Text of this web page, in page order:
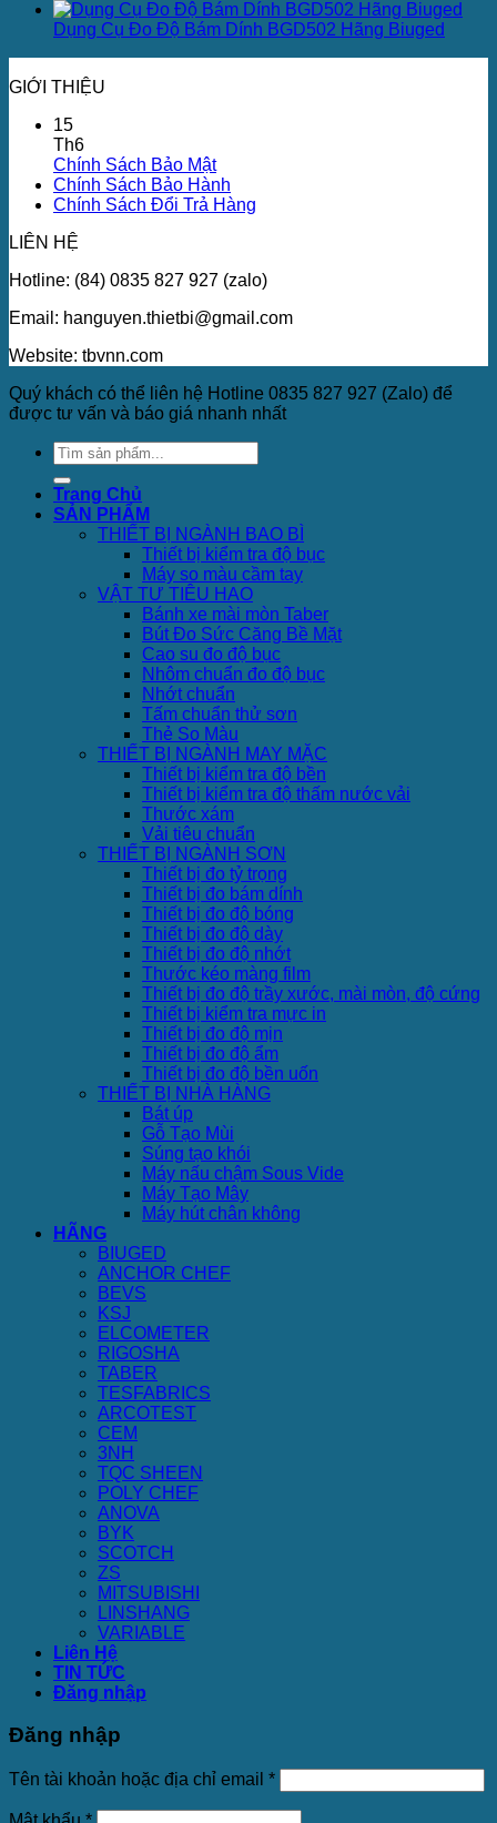
Dụng Cụ Đo Độ Bám Dính BGD502 Hãng Biuged
GIỚI THIỆU
15
Th6
Chính Sách Bảo Mật
Chính Sách Bảo Hành
Chính Sách Đổi Trả Hàng
LIÊN HỆ
Hotline: (84) 0835 827 927 (zalo)
Email: hanguyen.thietbi@gmail.com
Website: tbvnn.com
Quý khách có thể liên hệ Hotline 0835 827 927 (Zalo) để
được tư vấn và báo giá nhanh nhất
Trang Chủ
SẢN PHẨM
THIẾT BỊ NGÀNH BAO BÌ
Thiết bị kiểm tra độ bục
Máy so màu cầm tay
VẬT TƯ TIÊU HAO
Bánh xe mài mòn Taber
Bút Đo Sức Căng Bề Mặt
Cao su đo độ bục
Nhôm chuẩn đo độ bục
Nhớt chuẩn
Tấm chuẩn thử sơn
Thẻ So Màu
THIẾT BỊ NGÀNH MAY MẶC
Thiết bị kiểm tra độ bền
Thiết bị kiểm tra độ thấm nước vải
Thước xám
Vải tiêu chuẩn
THIẾT BỊ NGÀNH SƠN
Thiết bị đo tỷ trọng
Thiết bị đo bám dính
Thiết bị đo độ bóng
Thiết bị đo độ dày
Thiết bị đo độ nhớt
Thước kéo màng film
Thiết bị đo độ trầy xước, mài mòn, độ cứng
Thiết bị kiểm tra mực in
Thiết bị đo độ mịn
Thiết bị đo độ ẩm
Thiết bị đo độ bền uốn
THIẾT BỊ NHÀ HÀNG
Bát úp
Gỗ Tạo Mùi
Súng tạo khói
Máy nấu chậm Sous Vide
Máy Tạo Mây
Máy hút chân không
HÃNG
BIUGED
ANCHOR CHEF
BEVS
KSJ
ELCOMETER
RIGOSHA
TABER
TESFABRICS
ARCOTEST
CEM
3NH
TQC SHEEN
POLY CHEF
ANOVA
BYK
SCOTCH
ZS
MITSUBISHI
LINSHANG
VARIABLE
Liên Hệ
TIN TỨC
Đăng nhập
Đăng nhập
Tên tài khoản hoặc địa chỉ email *